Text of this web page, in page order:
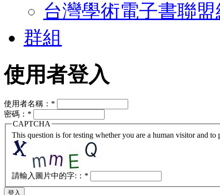
台灣學術電子書聯
群組
使用者登入
使用者名稱： *
密碼： *
CAPTCHA
This question is for testing whether you are a human visitor and to
請輸入圖片中的字:： *